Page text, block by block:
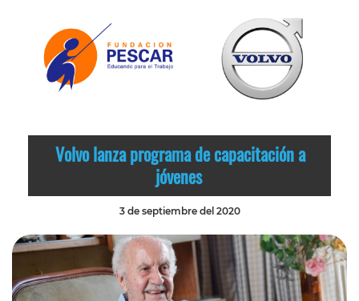
Volvo lanza programa de capacitación a
jóvenes
3 de septiembre del 2020